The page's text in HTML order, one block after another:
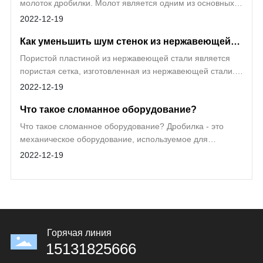
промышленности Китая: стала горнодобывающей,
обогатительной, металлургической, химической,
комплексной рекуперацией, Научно -
исследовательский и проектно - конструкторский,
геодезический переулок, строительство и монтаж,
механическое строительство, энергетический транспорт
молоток дробилки. Молот является одним из основных
компонентов молотковой дробилки и расположен на оси
высокой скорости, молоток врезается непосредственно в
материал и в конечном итоге разрушается на
2022-12-19
Как уменьшить шум стенок из нержавеющей
стали
Пористой пластиной из нержавеющей стали является
пористая сетка, изготовленная из нержавеющей стали.
Нержавеющая сталь имеет много преимуществ. Его
долговечный, широко применяется.
2022-12-19
Что такое сломанное оборудование?
Что такое сломанное оборудование? Дробилка - это
механическое оборудование, используемое для
дробления минералов.
2022-12-19
Горячая линия
15131825666